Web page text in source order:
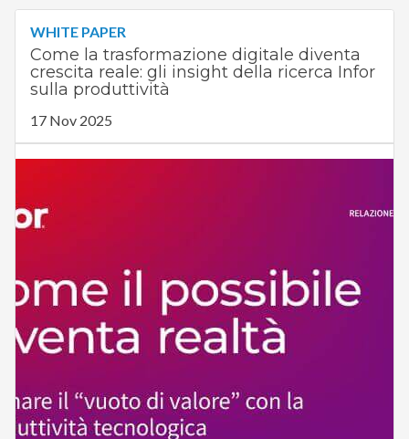
WHITE PAPER
Come la trasformazione digitale diventa
crescita reale: gli insight della ricerca Infor
sulla produttività
17 Nov 2025